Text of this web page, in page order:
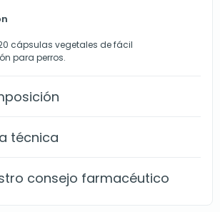
cápsulas vegetales de fácil
para perros.
técnica
consejo farmacéutico